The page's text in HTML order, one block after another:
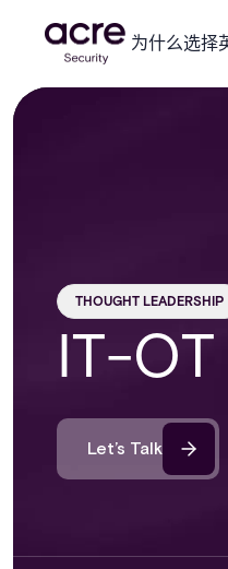
为什么选择
THOUGHT LEADERSHIP
IT-
Let’s Talk